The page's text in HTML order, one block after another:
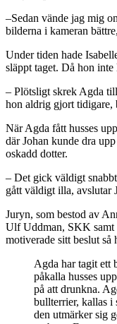
–Sedan vände jag mig
bilderna i kameran
Under tiden hade
släppt taget. Då hon
– Plötsligt skrek Agda
hon aldrig gjort tidigare,
När Agda fått husses
där Johan kunde dra
oskadd dotter.
– Det gick väldigt
gått väldigt illa, avslutar
Juryn, som bestod av
Ulf Uddman, SKK
motiverade sitt beslut så
Agda har tagit ett
påkalla husses
på att drunkna.
bullterrier, kallas i
den utmärker sig